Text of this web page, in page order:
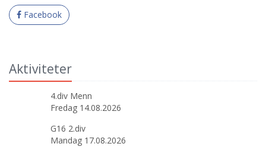
Facebook
Aktiviteter
4.div Menn
Fredag 14.08.2026
G16 2.div
Mandag 17.08.2026